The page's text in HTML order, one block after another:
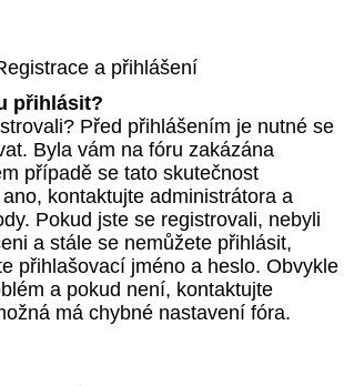
a přihlášení
přihlásit?
Před přihlášením je nutné se
Byla vám na fóru zakázána
případě se tato skutečnost
kontaktujte administrátora a
Pokud jste se registrovali, nebyli
a stále se nemůžete přihlásit,
přihlašovací jméno a heslo. Obvykle
a pokud není, kontaktujte
má chybné nastavení fóra.